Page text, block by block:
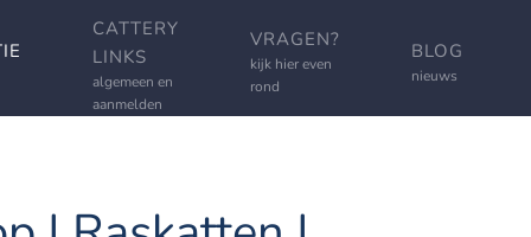
CATTERY
LINKS
algemeen en
aanmelden
VRAGEN?
kijk hier even
rond
BLOG
nieuws